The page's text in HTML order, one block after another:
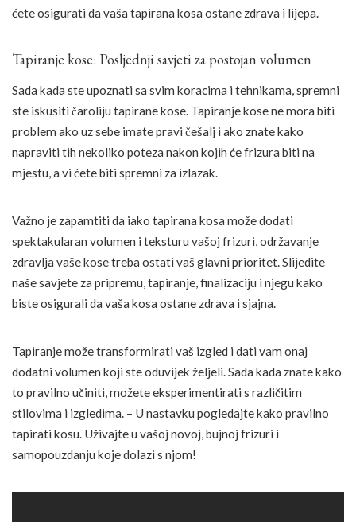
ćete osigurati da vaša tapirana kosa ostane zdrava i lijepa.
Tapiranje kose: Posljednji savjeti za postojan volumen
Sada kada ste upoznati sa svim koracima i tehnikama, spremni
ste iskusiti čaroliju tapirane kose. Tapiranje kose ne mora biti
problem ako uz sebe imate pravi češalj i ako znate kako
napraviti tih nekoliko poteza nakon kojih će frizura biti na
mjestu, a vi ćete biti spremni za izlazak.
Važno je zapamtiti da iako tapirana kosa može dodati
spektakularan volumen i teksturu vašoj frizuri, održavanje
zdravlja vaše kose treba ostati vaš glavni prioritet. Slijedite
naše savjete za pripremu, tapiranje, finalizaciju i njegu kako
biste osigurali da vaša kosa ostane zdrava i sjajna.
Tapiranje može transformirati vaš izgled i dati vam onaj
dodatni volumen koji ste oduvijek željeli. Sada kada znate kako
to pravilno učiniti, možete eksperimentirati s različitim
stilovima i izgledima. – U nastavku pogledajte kako pravilno
tapirati kosu. Uživajte u vašoj novoj, bujnoj frizuri i
samopouzdanju koje dolazi s njom!